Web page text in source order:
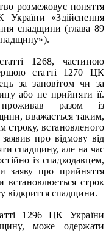
розмежовує поняття
«Здійснення
спадщини (глава 89
1268, частиною
статті 1270 ЦК
за заповітом чи за
або не прийняти її.
разом із
вважається таким,
встановленого
про відмову від
спадщину, але на час
із спадкодавцем,
заяву про прийняття
строк
відкриття спадщини.
1296 ЦК України
може одержати